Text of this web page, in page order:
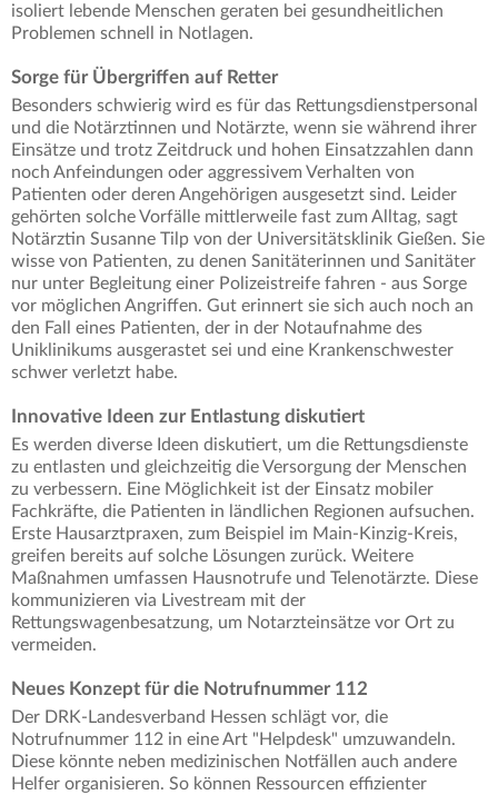
isoliert lebende Menschen geraten bei gesundheitlichen
Problemen schnell in Notlagen.
Sorge für Übergriffen auf Retter
Besonders schwierig wird es für das Rettungsdienstpersonal
und die Notärztinnen und Notärzte, wenn sie während ihrer
Einsätze und trotz Zeitdruck und hohen Einsatzzahlen dann
noch Anfeindungen oder aggressivem Verhalten von
Patienten oder deren Angehörigen ausgesetzt sind. Leider
gehörten solche Vorfälle mittlerweile fast zum Alltag, sagt
Notärztin Susanne Tilp von der Universitätsklinik Gießen. Sie
wisse von Patienten, zu denen Sanitäterinnen und Sanitäter
nur unter Begleitung einer Polizeistreife fahren - aus Sorge
vor möglichen Angriffen. Gut erinnert sie sich auch noch an
den Fall eines Patienten, der in der Notaufnahme des
Uniklinikums ausgerastet sei und eine Krankenschwester
schwer verletzt habe.
Innovative Ideen zur Entlastung diskutiert
Es werden diverse Ideen diskutiert, um die Rettungsdienste
zu entlasten und gleichzeitig die Versorgung der Menschen
zu verbessern. Eine Möglichkeit ist der Einsatz mobiler
Fachkräfte, die Patienten in ländlichen Regionen aufsuchen.
Erste Hausarztpraxen, zum Beispiel im Main-Kinzig-Kreis,
greifen bereits auf solche Lösungen zurück. Weitere
Maßnahmen umfassen Hausnotrufe und Telenotärzte. Diese
kommunizieren via Livestream mit der
Rettungswagenbesatzung, um Notarzteinsätze vor Ort zu
vermeiden.
Neues Konzept für die Notrufnummer 112
Der DRK-Landesverband Hessen schlägt vor, die
Notrufnummer 112 in eine Art "Helpdesk" umzuwandeln.
Diese könnte neben medizinischen Notfällen auch andere
Helfer organisieren. So können Ressourcen effizienter